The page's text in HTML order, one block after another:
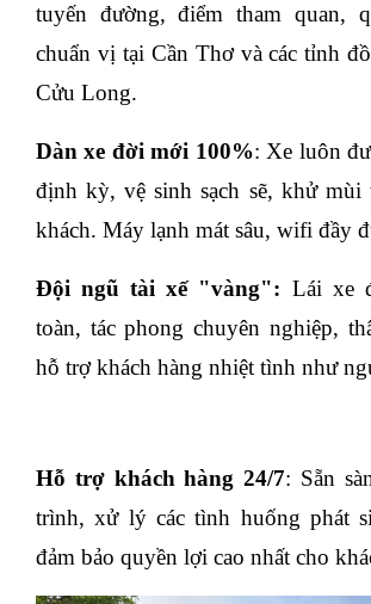
tuyến đường, điểm tham quan,
chuẩn vị tại Cần Thơ và các tỉnh
Cửu Long.
Dàn xe đời mới 100%: Xe luôn
định kỳ, vệ sinh sạch sẽ, khử mùi
khách. Máy lạnh mát sâu, wifi đầy
Đội ngũ tài xế "vàng": Lái xe
toàn, tác phong chuyên nghiệp,
hỗ trợ khách hàng nhiệt tình như
Hỗ trợ khách hàng 24/7: Sẵn
trình, xử lý các tình huống phát
đảm bảo quyền lợi cao nhất cho